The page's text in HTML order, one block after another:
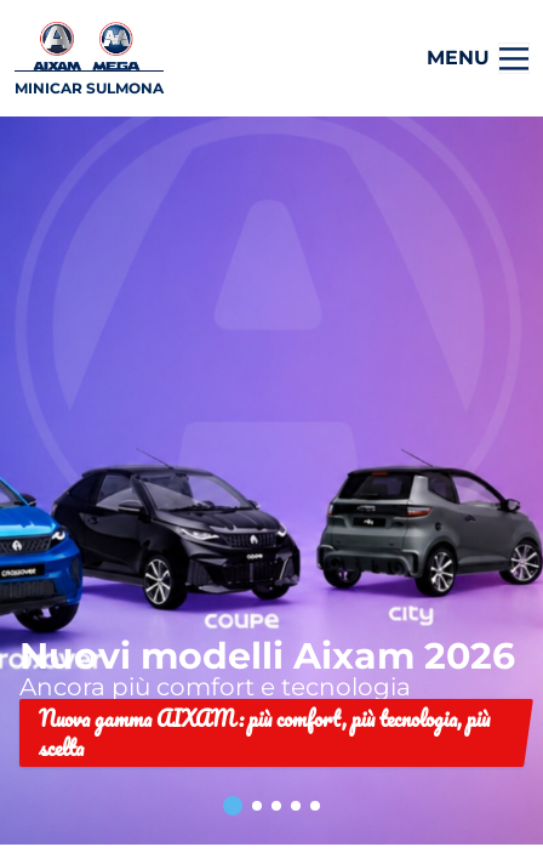
MINICAR SULMONA
MENU
Nuovi modelli Aixam 2026
Ancora più comfort e tecnologia
Nuova gamma AIXAM: più comfort, più tecnologia, più
scelta